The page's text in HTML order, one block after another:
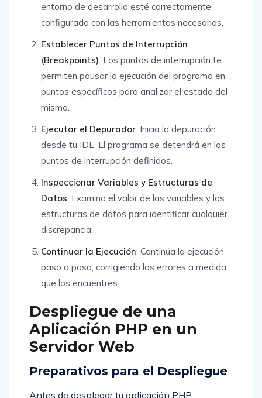
entorno de desarrollo esté correctamente
configurado con las herramientas necesarias.
Establecer Puntos de Interrupción
(Breakpoints): Los puntos de interrupción te
permiten pausar la ejecución del programa en
puntos específicos para analizar el estado del
mismo.
Ejecutar el Depurador: Inicia la depuración
desde tu IDE. El programa se detendrá en los
puntos de interrupción definidos.
Inspeccionar Variables y Estructuras de
Datos: Examina el valor de las variables y las
estructuras de datos para identificar cualquier
discrepancia.
Continuar la Ejecución: Continúa la ejecución
paso a paso, corrigiendo los errores a medida
que los encuentres.
Despliegue de una
Aplicación PHP en un
Servidor Web
Preparativos para el Despliegue
Antes de desplegar tu aplicación PHP,